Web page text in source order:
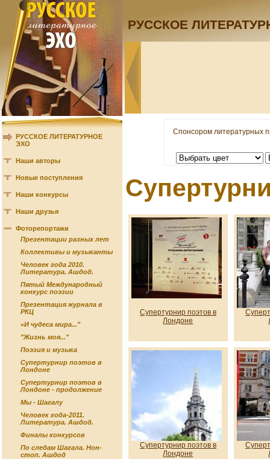
РУССКОЕ
РУССКОЕ ЛИТЕРАТУРНОЕ
ЭХО
Наши авторы
Новые поступления
Наши конкурсы
Наши друзья
Фоторепортажи
Презентации разных лет
Коллективы и музыканты
Человек года 2010.
Литература. Ашдод.
Пятый Международный
конкурс поэзии
Презентация журнала в
РКЦ
«И чудеса мира..."
"Жизнь моя..."
Поэзия и музыка
Супертурнир поэтов в
Лондоне
Супертурнир поэтов в
Лондоне - продолжение
Мы - Шагалу
Человек года-2011.
Литература. Ашдод.
Финалы конкурсов
По следам Шагала. Нон-
стоп. Ашдод
Спонсором литературных
Супертурнир поэтов в
Лондоне
Супертурнир поэтов в
Лондоне